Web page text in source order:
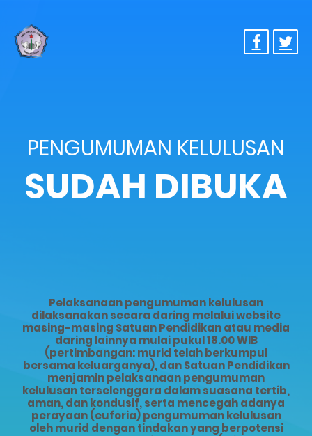
PENGUMUMAN KELULUSAN
SUDAH DIBUKA
Pelaksanaan pengumuman kelulusan
dilaksanakan secara daring melalui website
masing-masing Satuan Pendidikan atau media
daring lainnya mulai pukul 18.00 WIB
(pertimbangan: murid telah berkumpul
bersama keluarganya), dan Satuan Pendidikan
menjamin pelaksanaan pengumuman
kelulusan terselenggara dalam suasana tertib,
aman, dan kondusif, serta mencegah adanya
perayaan (euforia) pengumuman kelulusan
oleh murid dengan tindakan yang berpotensi